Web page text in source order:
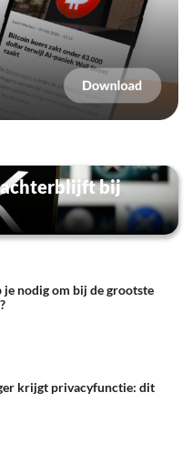
achterblijft bij
je nodig om bij de grootste
krijgt privacyfunctie: dit